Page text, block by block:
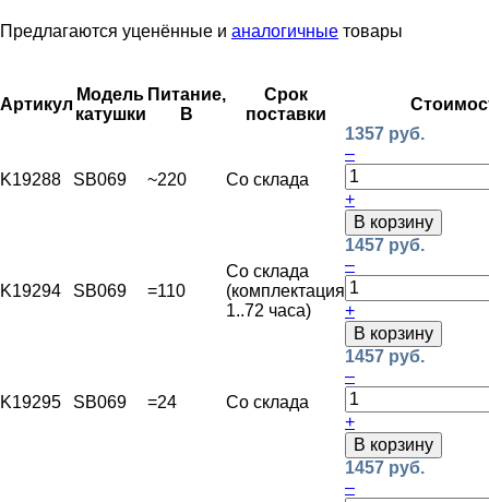
Предлагаются уценённые и аналогичные товары
Артикул
Модель
катушки
Питание,
В
Срок
поставки
K19288 SB069 ~220 Со склада
1357 руб.
–
+
В корзину
K19294 SB069 =110
Со склада
(комплектация
1..72 часа)
1457 руб.
–
+
В корзину
K19295 SB069 =24 Со склада
1457 руб.
–
+
В корзину
1457 руб.
–